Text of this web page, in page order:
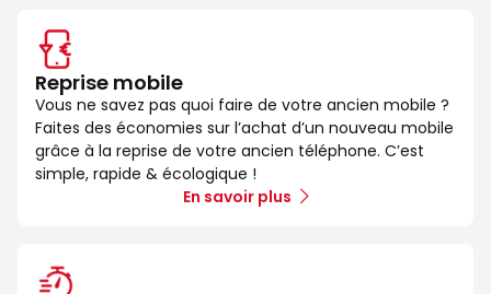
Reprise mobile
Vous ne savez pas quoi faire de votre ancien mobile ?
Faites des économies sur l’achat d’un nouveau mobile
grâce à la reprise de votre ancien téléphone. C’est
simple, rapide & écologique !
En savoir plus